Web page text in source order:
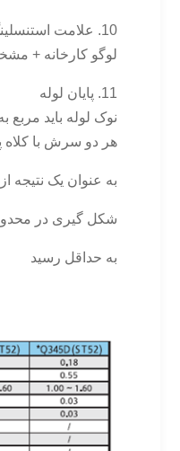
10. علامت استنسلینگ
لوگو کارخانه +
11. پايان لوله
نوک لوله باید
هر دو سرش با
به عنوان یک نتیجه
شکل گیری در
به حداقل رسيد